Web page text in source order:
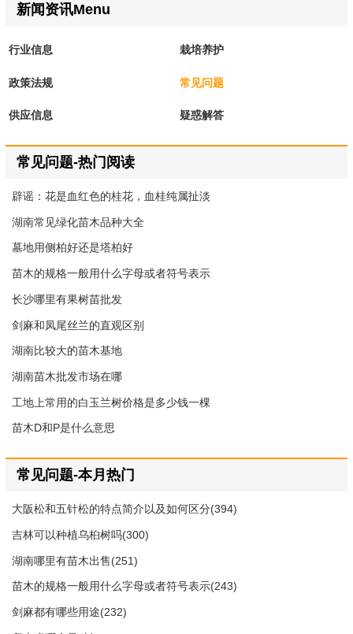
新闻资讯Menu
行业信息 栽培养护
政策法规 常见问题
供应信息 疑惑解答
常见问题-热门阅读
辟谣：花是血红色的桂花，血桂纯属扯淡
湖南常见绿化苗木品种大全
墓地用侧柏好还是塔柏好
苗木的规格一般用什么字母或者符号表示
长沙哪里有果树苗批发
剑麻和凤尾丝兰的直观区别
湖南比较大的苗木基地
湖南苗木批发市场在哪
工地上常用的白玉兰树价格是多少钱一棵
苗木D和P是什么意思
常见问题-本月热门
大阪松和五针松的特点简介以及如何区分(394)
吉林可以种植乌桕树吗(300)
湖南哪里有苗木出售(251)
苗木的规格一般用什么字母或者符号表示(243)
剑麻都有哪些用途(232)